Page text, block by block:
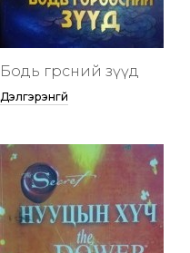
Бодь гөрөөсний зүүд
Дэлгэрэнгүй